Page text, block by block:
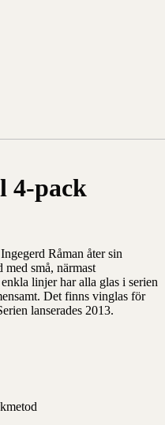
4-pack
Råman åter sin
med små, närmast
linjer har alla glas i serien
Det finns vinglas för
lanserades 2013.